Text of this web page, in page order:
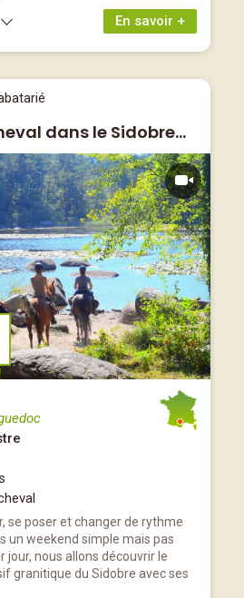
En savoir +
dans le Sidobre...
se poser et changer de rythme
un weekend simple mais pas
jour, nous allons découvrir le
granitique du Sidobre avec ses